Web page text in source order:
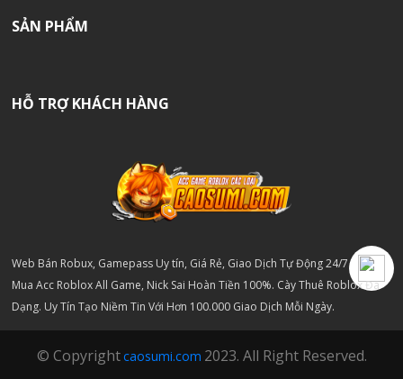
Web Bán Robux, Gamepass Uy tín, Giá Rẻ, Giao Dịch Tự Động 24/7.
Mua Acc Roblox All Game, Nick Sai Hoàn Tiền 100%. Cày Thuê Roblox Đa
Dạng. Uy Tín Tạo Niềm Tin Với Hơn 100.000 Giao Dịch Mỗi Ngày.
SẢN PHẨM
HỖ TRỢ KHÁCH HÀNG
© Copyrightcaosumi.com 2023. All Right Reserved.